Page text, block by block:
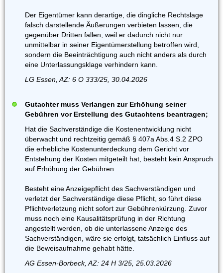
Der Eigentümer kann derartige, die dingliche Rechtslage
falsch darstellende Äußerungen verbieten lassen, die
gegenüber Dritten fallen, weil er dadurch nicht nur
unmittelbar in seiner Eigentümerstellung betroffen wird,
sondern die Beeinträchtigung auch nicht anders als durch
eine Unterlassungsklage verhindern kann.
LG Essen, AZ: 6 O 333/25, 30.04.2026
Gutachter muss Verlangen zur Erhöhung seiner
Gebühren vor Erstellung des Gutachtens beantragen;
Hat die Sachverständige die Kostenentwicklung nicht
überwacht und rechtzeitig gemäß § 407a Abs.4 S.2 ZPO
die erhebliche Kostenunterdeckung dem Gericht vor
Entstehung der Kosten mitgeteilt hat, besteht kein Anspruch
auf Erhöhung der Gebühren.
Besteht eine Anzeigepflicht des Sachverständigen und
verletzt der Sachverständige diese Pflicht, so führt diese
Pflichtverletzung nicht sofort zur Gebührenkürzung. Zuvor
muss noch eine Kausalitätsprüfung in der Richtung
angestellt werden, ob die unterlassene Anzeige des
Sachverständigen, wäre sie erfolgt, tatsächlich Einfluss auf
die Beweisaufnahme gehabt hätte.
AG Essen-Borbeck, AZ: 24 H 3/25, 25.03.2026